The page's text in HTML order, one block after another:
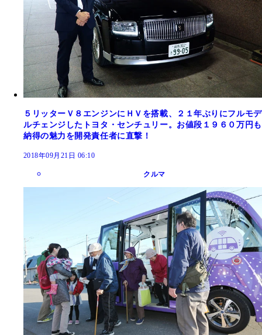
５リッターＶ８エンジンにＨＶを搭載、２１年ぶりにフルモデ
ルチェンジしたトヨタ・センチュリー。お値段１９６０万円も
納得の魅力を開発責任者に直撃！
2018年09月21日 06:10
クルマ